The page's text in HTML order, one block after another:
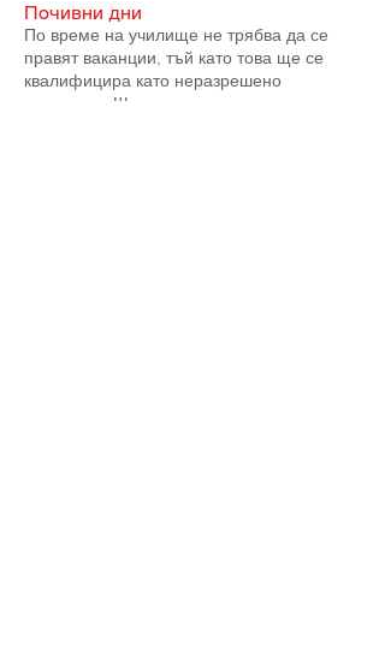
Почивни дни
По време на училище не трябва да се
правят ваканции, тъй като това ще се
квалифицира като неразрешено
отсъствие. Ще разрешим това само при